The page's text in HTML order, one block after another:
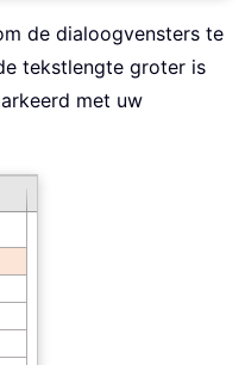
de dialoogvensters te
tekstlengte groter is
met uw